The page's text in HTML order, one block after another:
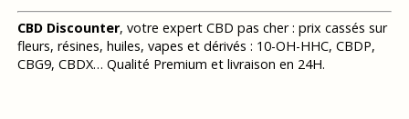
CBD Discounter, votre expert CBD pas cher : prix cassés sur
fleurs, résines, huiles, vapes et dérivés : 10-OH-HHC, CBDP,
CBG9, CBDX… Qualité Premium et livraison en 24H.